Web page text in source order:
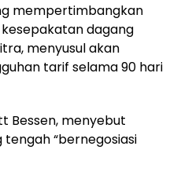
mempertimbangkan
dagang
menyusul akan
tarif selama 90 hari
Bessen, menyebut
“bernegosiasi